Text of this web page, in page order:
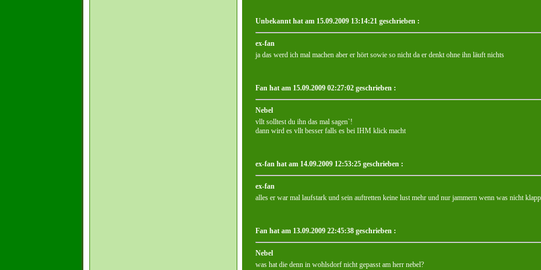
Unbekannt hat am 15.09.2009 13:14:21 geschrieben :
ex-fan
ja das werd ich mal machen aber er hört sowie so nicht da er denkt ohne ihn läuft nichts
Fan hat am 15.09.2009 02:27:02 geschrieben :
Nebel
vllt solltest du ihn das mal sagen`!
dann wird es vllt besser falls es bei IHM klick macht
ex-fan hat am 14.09.2009 12:53:25 geschrieben :
ex-fan
alles er war mal laufstark und sein auftretten keine lust mehr und nur jammern wenn was nicht
Fan hat am 13.09.2009 22:45:38 geschrieben :
Nebel
was hat die denn in wohlsdorf nicht gepasst am herr nebel?